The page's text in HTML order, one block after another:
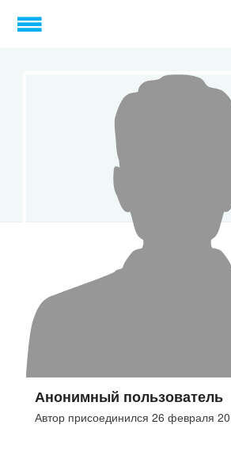
Анонимный пользователь
Автор присоединился 26 февраля